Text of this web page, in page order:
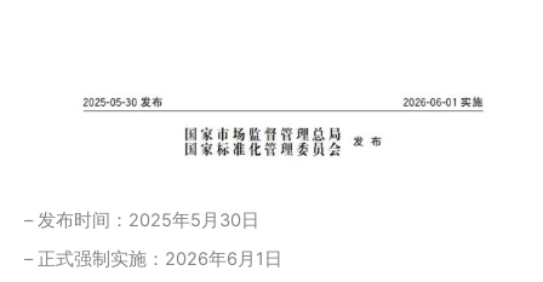
– 发布时间：2025年5月30日
– 正式强制实施：2026年6月1日